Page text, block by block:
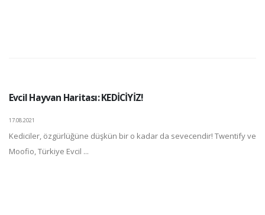
Evcil Hayvan Haritası: KEDİCİYİZ!
17.08.2021
Kediciler, özgürlüğüne düşkün bir o kadar da sevecendir! Twentify ve
Moofio, Türkiye Evcil ...